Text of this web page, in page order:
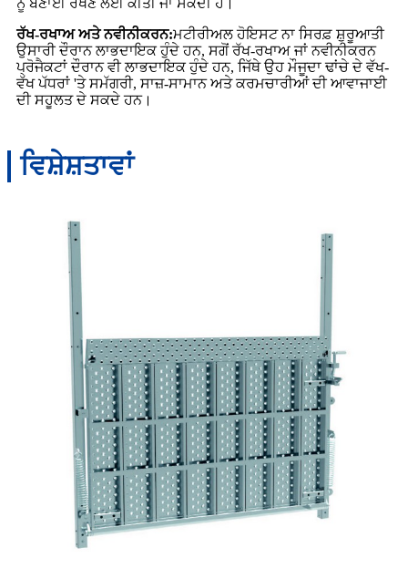
ਨੂੰ ਬਣਾਈ ਰੱਖਣ ਲਈ ਕੀਤੀ ਜਾ ਸਕਦੀ ਹੈ।
ਰੱਖ-ਰਖਾਅ ਅਤੇ ਨਵੀਨੀਕਰਨ:ਮਟੀਰੀਅਲ ਹੋਇਸਟ ਨਾ ਸਿਰਫ਼ ਸ਼ੁਰੂਆਤੀ
ਉਸਾਰੀ ਦੌਰਾਨ ਲਾਭਦਾਇਕ ਹੁੰਦੇ ਹਨ, ਸਗੋਂ ਰੱਖ-ਰਖਾਅ ਜਾਂ ਨਵੀਨੀਕਰਨ
ਪ੍ਰੋਜੈਕਟਾਂ ਦੌਰਾਨ ਵੀ ਲਾਭਦਾਇਕ ਹੁੰਦੇ ਹਨ, ਜਿੱਥੇ ਉਹ ਮੌਜੂਦਾ ਢਾਂਚੇ ਦੇ ਵੱਖ-
ਵੱਖ ਪੱਧਰਾਂ 'ਤੇ ਸਮੱਗਰੀ, ਸਾਜ਼-ਸਾਮਾਨ ਅਤੇ ਕਰਮਚਾਰੀਆਂ ਦੀ ਆਵਾਜਾਈ
ਦੀ ਸਹੂਲਤ ਦੇ ਸਕਦੇ ਹਨ।
ਵਿਸ਼ੇਸ਼ਤਾਵਾਂ